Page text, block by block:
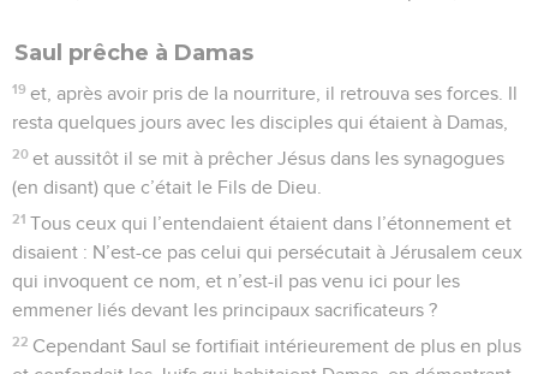
Saul prêche à Damas
19 et, après avoir pris de la nourriture, il retrouva ses forces. Il
resta quelques jours avec les disciples qui étaient à Damas,
20 et aussitôt il se mit à prêcher Jésus dans les synagogues
(en disant) que c’était le Fils de Dieu.
21 Tous ceux qui l’entendaient étaient dans l’étonnement et
disaient : N’est-ce pas celui qui persécutait à Jérusalem ceux
qui invoquent ce nom, et n’est-il pas venu ici pour les
emmener liés devant les principaux sacrificateurs ?
22 Cependant Saul se fortifiait intérieurement de plus en plus